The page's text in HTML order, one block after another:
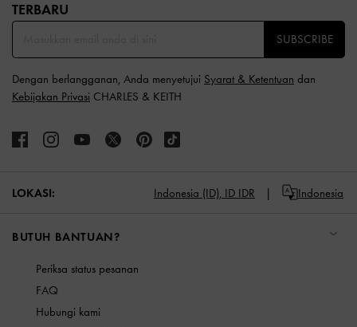
TERBARU​
SUBSCRIBE
Dengan berlangganan, Anda menyetujui Syarat & Ketentuan dan
Kebijakan Privasi CHARLES & KEITH
LOKASI: Indonesia (ID), ID IDR Indonesia
BUTUH BANTUAN?
Periksa status pesanan
FAQ
Hubungi kami